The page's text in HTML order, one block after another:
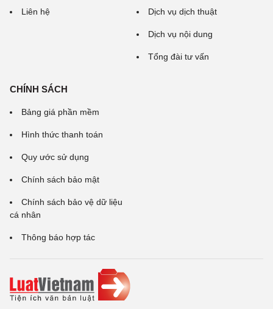
Liên hệ Dịch vụ dịch thuật
Dịch vụ nội dung
Tổng đài tư vấn
CHÍNH SÁCH
Bảng giá phần mềm
Hình thức thanh toán
Quy ước sử dụng
Chính sách bảo mật
Chính sách bảo vệ dữ liệu
cá nhân
Thông báo hợp tác